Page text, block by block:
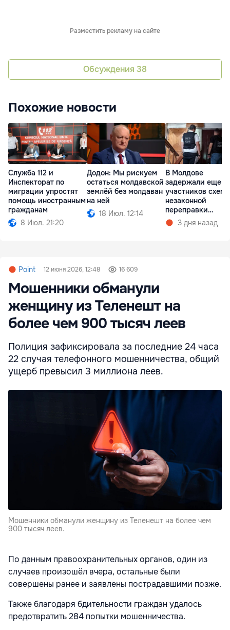
Разместить рекламу на сайте
Обсуждения 38
Похожие новости
Служба 112 и
Инспекторат по
миграции упростят
помощь иностранным
гражданам
8 Июл. 21:20
Додон: Мы рискуем
остаться молдавской
землёй без молдаван
на ней
18 Июл. 12:14
В Молдове
задержали еще
участников схемы
незаконной
переправки
украинцев в ЕС
3 дня назад
Point 12 июня 2026, 12:48 16 609
Мошенники обманули
женщину из Теленешт на
более чем 900 тысяч леев
Полиция зафиксировала за последние 24 часа
22 случая телефонного мошенничества, общий
ущерб превысил 3 миллиона леев.
Мошенники обманули женщину из Теленешт на более чем
900 тысяч леев.
По данным правоохранительных органов, один из
случаев произошёл вчера, остальные были
совершены ранее и заявлены пострадавшими позже.
Также благодаря бдительности граждан удалось
предотвратить 284 попытки мошенничества.